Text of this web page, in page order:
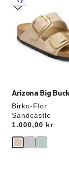
Arizona Big
Birko-Flor
Sandcastle
Price:
1.000,00 kr
med
prøvefarver
opdatere
produktbilledet